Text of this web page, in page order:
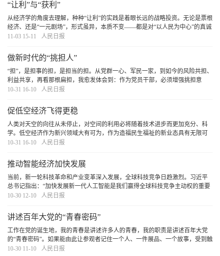
“让利”与“获利”
从经济学的角度去理解，种种“让利”的实践是着眼长远的战略投资。无论是票根
经济、还是“一元剧场”，形式虽异，本质不变——都是对“以人民为中心”的真诚
表达。期待更多诚心之举涌现，为人们带来欣喜、为市场带来活力、为发展带
11-03 15-11 人民日报
做新时代的“挑担人”
“担”，是担事的担，是担当的担。从党群一心、军民一家，到如今的风险共担、
利益共享，再看那根扁担，我愈发体会到：作为党员干部，必须增强挑担意
识、提高挑担本领、争做挑担能手。自己这一程挑得稳一点、远一点，就能为
10-31 16-10 人民日报
促低空经济飞得更稳
人类对天空的向往从未停止，对空间的利用必将随着技术进步而更加充分、科
学。低空经济作为新兴领域大有可为，作为造福民生福祉的新业态具有无限可
能。稳步推进改革，大胆试大胆闯，统筹好发展与安全，低空经济终将迎来“腾
10-31 16-10 人民日报
推动智能经济加快发展
当前，新一轮科技革命和产业变革深入发展，全球科技竞争日趋激烈。习近平
总书记指出：“加快发展新一代人工智能是我们赢得全球科技竞争主动权的重要
战略抓手，是推动我国科技跨越发展、产业优化升级、生产力整体跃升的重要
10-30 12-10 人民日报
讲述百年大党的“青春密码”
工作在党的诞生地，我的青春是讲述许多人的青春，我的职责是讲述百年大党
的“青春密码”。如果能由此让参观者记住一个人、一件展品、一个故事，受到触
动、生出力量，便是最大的意义。
10-30 11-10 人民日报